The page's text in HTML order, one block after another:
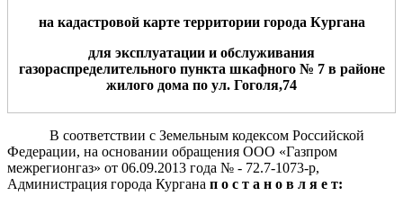
на кадастровой карте территории города Кургана
для эксплуатации и обслуживания
газораспределительного пункта шкафного № 7 в районе
жилого дома по ул. Гоголя,74
В соответствии с Земельным кодексом Российской
Федерации, на основании обращения ООО «Газпром
межрегионгаз» от 06.09.2013 года № - 72.7-1073-р,
Администрация города Кургана п о с т а н о в л я е т: